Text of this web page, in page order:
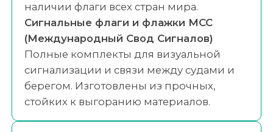
наличии флаги всех стран мира.
Сигнальные флаги и флажки МСС
(Международный Свод Сигналов)
Полные комплекты для визуальной
сигнализации и связи между судами и
берегом. Изготовлены из прочных,
стойких к выгоранию материалов.